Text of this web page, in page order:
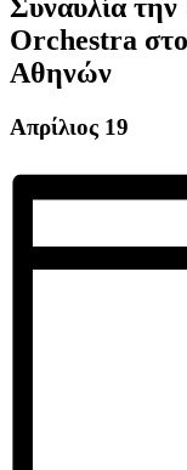
Συναυλία
Orchestra στο
Αθηνών
Απρίλιος 19